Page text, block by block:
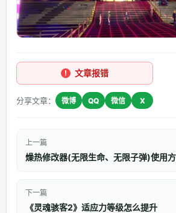
文章报错
分享文章： 微博 QQ 微信 X
上一篇
燥热修改器(无限生命、无限子弹)使用
下一篇
《灵魂骇客2》适应力等级怎么提升